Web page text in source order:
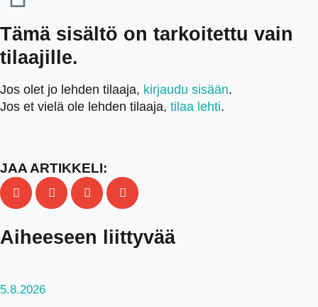
Tämä sisältö on tarkoitettu vain
tilaajille.
Jos olet jo lehden tilaaja, kirjaudu sisään.
Jos et vielä ole lehden tilaaja, tilaa lehti.
JAA ARTIKKELI:
Aiheeseen liittyvää
5.8.2026